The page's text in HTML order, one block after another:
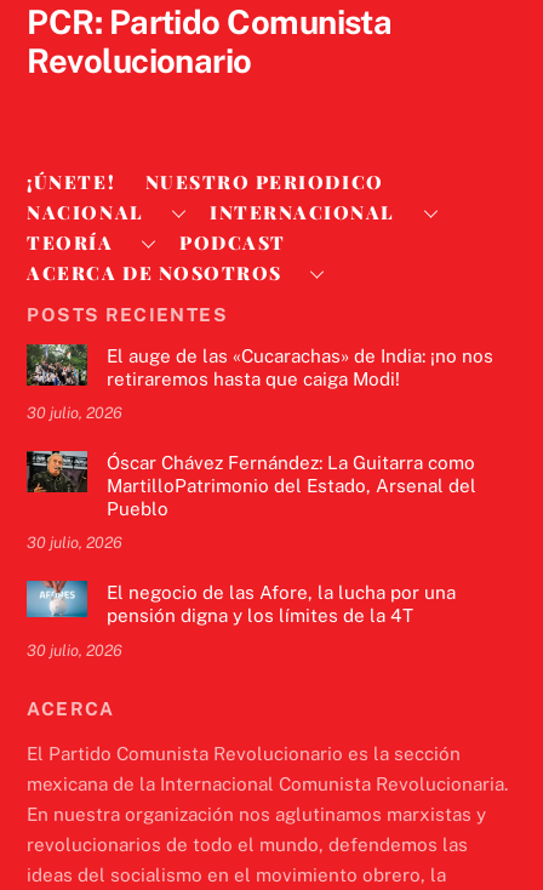
PCR: Partido Comunista
Revolucionario
¡ÚNETE!
NUESTRO PERIODICO
NACIONAL
INTERNACIONAL
TEORÍA
PODCAST
ACERCA DE NOSOTROS
POSTS RECIENTES
El auge de las «Cucarachas» de India: ¡no nos
retiraremos hasta que caiga Modi!
30 julio, 2026
Óscar Chávez Fernández: La Guitarra como
MartilloPatrimonio del Estado, Arsenal del
Pueblo
30 julio, 2026
El negocio de las Afore, la lucha por una
pensión digna y los límites de la 4T
30 julio, 2026
ACERCA
El Partido Comunista Revolucionario es la sección
mexicana de la Internacional Comunista Revolucionaria.
En nuestra organización nos aglutinamos marxistas y
revolucionarios de todo el mundo, defendemos las
ideas del socialismo en el movimiento obrero, la